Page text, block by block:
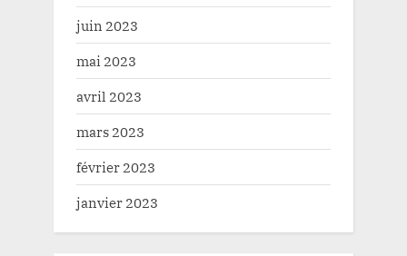
juin 2023
mai 2023
avril 2023
mars 2023
février 2023
janvier 2023